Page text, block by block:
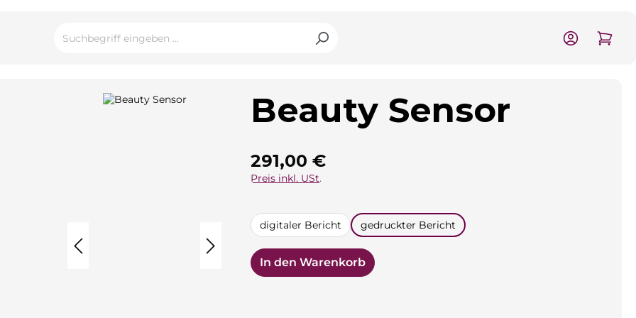
Beauty Sensor
Regulärer Preis:
291,00 €
Preis inkl. USt.
auswählen
digitaler Bericht gedruckter Bericht
In den Warenkorb